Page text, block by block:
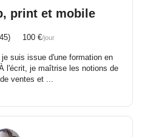
print et mobile
100 €/jour
suis issue d'une formation en
l'écrit, je maîtrise les notions de
ventes et ...